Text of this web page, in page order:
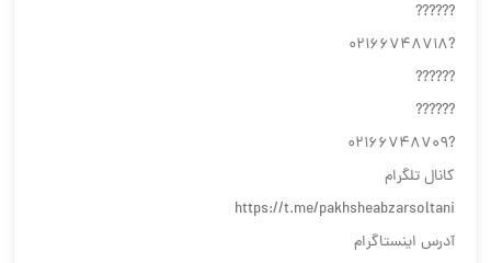
??????
?02166748718
??????
??????
?02166748709
کانال تلگرام
https://t.me/pakhsheabzarsoltani
آدرس اینستاگرام